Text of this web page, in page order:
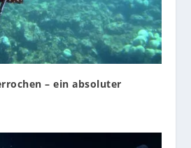
– ein absoluter